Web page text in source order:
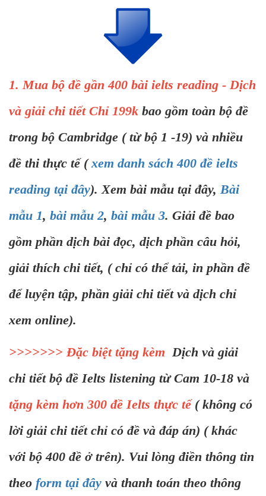
1. Mua bộ đề gần 400 bài ielts reading - Dịch
và giải chi tiết Chỉ 199k bao gồm toàn bộ đề
trong bộ Cambridge ( từ bộ 1 -19) và nhiều
đề thi thực tế (xem danh sách 400 đề ielts
reading tại đây). Xem bài mẫu tại đây, Bài
mẫu 1, bài mẫu 2, bài mẫu 3. Giải đề bao
gồm phần dịch bài đọc, dịch phần câu hỏi,
giải thích chi tiết, ( chỉ có thể tải, in phần đề
để luyện tập, phần giải chi tiết và dịch chỉ
xem online).
>>>>>>> Đặc biệt tặng kèm Dịch và giải
chi tiết bộ đề Ielts listening từ Cam 10-18 và
tặng kèm hơn 300 đề Ielts thực tế( không có
lời giải chi tiết chỉ có đề và đáp án) ( khác
với bộ 400 đề ở trên). Vui lòng điền thông tin
theo form tại đây và thanh toán theo thông